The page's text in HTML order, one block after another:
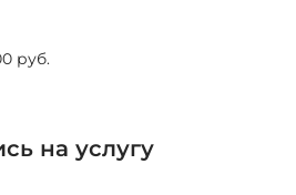
руб.
на услугу